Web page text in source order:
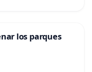
los parques